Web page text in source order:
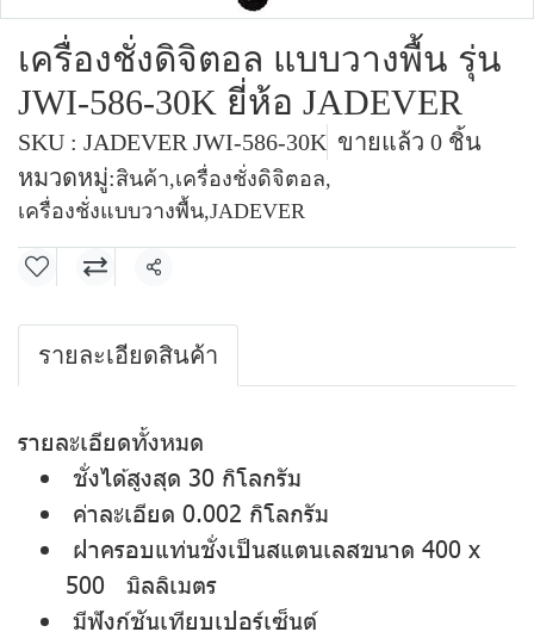
เครื่องชั่งดิจิตอล แบบวางพื้น รุ่น
JWI-586-30K ยี่ห้อ JADEVER
SKU : JADEVER JWI-586-30K ขายแล้ว 0 ชิ้น
หมวดหมู่:สินค้า,เครื่องชั่งดิจิตอล,
เครื่องชั่งแบบวางพื้น,JADEVER
แชร์
รายละเอียดสินค้า
รายละเอียดทั้งหมด
ชั่งได้สูงสุด 30 กิโลกรัม
ค่าละเอียด 0.002 กิโลกรัม
ฝาครอบแท่นชั่งเป็นสแตนเลสขนาด 400 x
500 มิลลิเมตร
มีฟังก์ชันเทียบเปอร์เซ็นต์